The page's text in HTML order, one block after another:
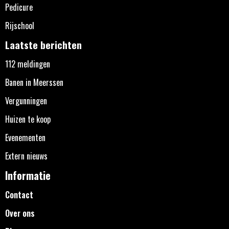
Pedicure
Rijschool
Laatste berichten
112 meldingen
Banen in Meerssen
Vergunningen
Huizen te koop
Evenementen
Extern nieuws
Informatie
Contact
Over ons